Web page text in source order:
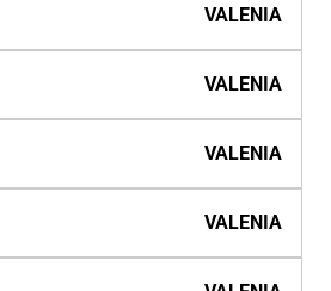
VALENIA
VALENIA
VALENIA
VALENIA